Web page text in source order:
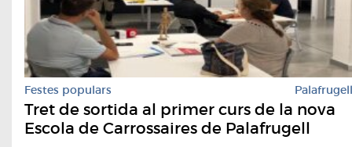
Festes populars Palafrugell
Tret de sortida al primer curs de la nova
Escola de Carrossaires de Palafrugell